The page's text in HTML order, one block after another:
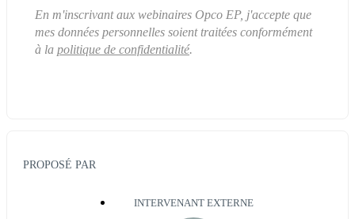
En m'inscrivant aux webinaires Opco EP, j'accepte que
mes données personnelles soient traitées conformément
à la politique de confidentialité.
PROPOSÉ PAR
INTERVENANT EXTERNE